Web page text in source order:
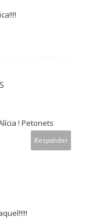
! Petonets
Responder